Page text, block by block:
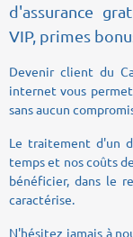
d'assurance
VIP, primes
Devenir client du
internet vous
sans aucun
Le traitement d'un
temps et nos coûts
bénéficier, dans le
caractérise.
N'hésitez jamais à